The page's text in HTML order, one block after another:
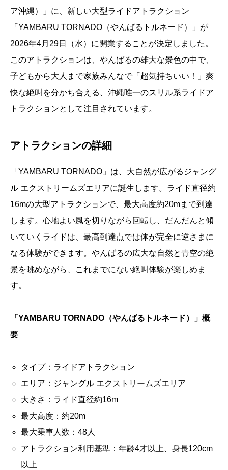
ア沖縄）」に、新しい大型ライドアトラクション
「YAMBARU TORNADO（やんばるトルネード）」が
2026年4月29日（水）に開業することが決定しました。
このアトラクションは、やんばるの雄大な景色の中で、
子どもから大人まで家族みんなで「超気持ちいい！」爽
快な絶叫を分かち合える、沖縄唯一のスリル系ライドア
トラクションとして注目されています。
アトラクションの詳細
「YAMBARU TORNADO」は、大自然が広がるジャング
ル エクストリームズエリアに誕生します。ライド直径約
16mの大型アトラクションで、最大高度約20mまで到達
します。心地よい風を切りながら回転し、だんだんと傾
いていくライドは、最高到達点では体が完全に逆さまに
なる体験ができます。やんばるの広大な自然と青空の絶
景を眺めながら、これまでにない絶叫体験が楽しめま
す。
「YAMBARU TORNADO（やんばるトルネード）」概
要
タイプ：ライドアトラクション
エリア：ジャングル エクストリームズエリア
大きさ：ライド直径約16m
最大高度：約20m
最大乗車人数：48人
アトラクション利用基準：年齢4才以上、身長120cm
以上